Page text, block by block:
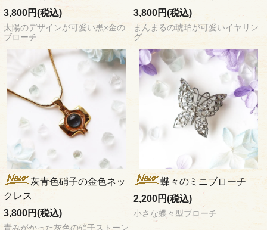
3,800円(税込)
太陽のデザインが可愛い黒×金の
ブローチ
3,800円(税込)
まんまるの琥珀が可愛いイヤリン
グ
灰青色硝子の金色ネッ
クレス
3,800円(税込)
青みがかった灰色の硝子ストーン
蝶々のミニブローチ
2,200円(税込)
小さな蝶々型ブローチ